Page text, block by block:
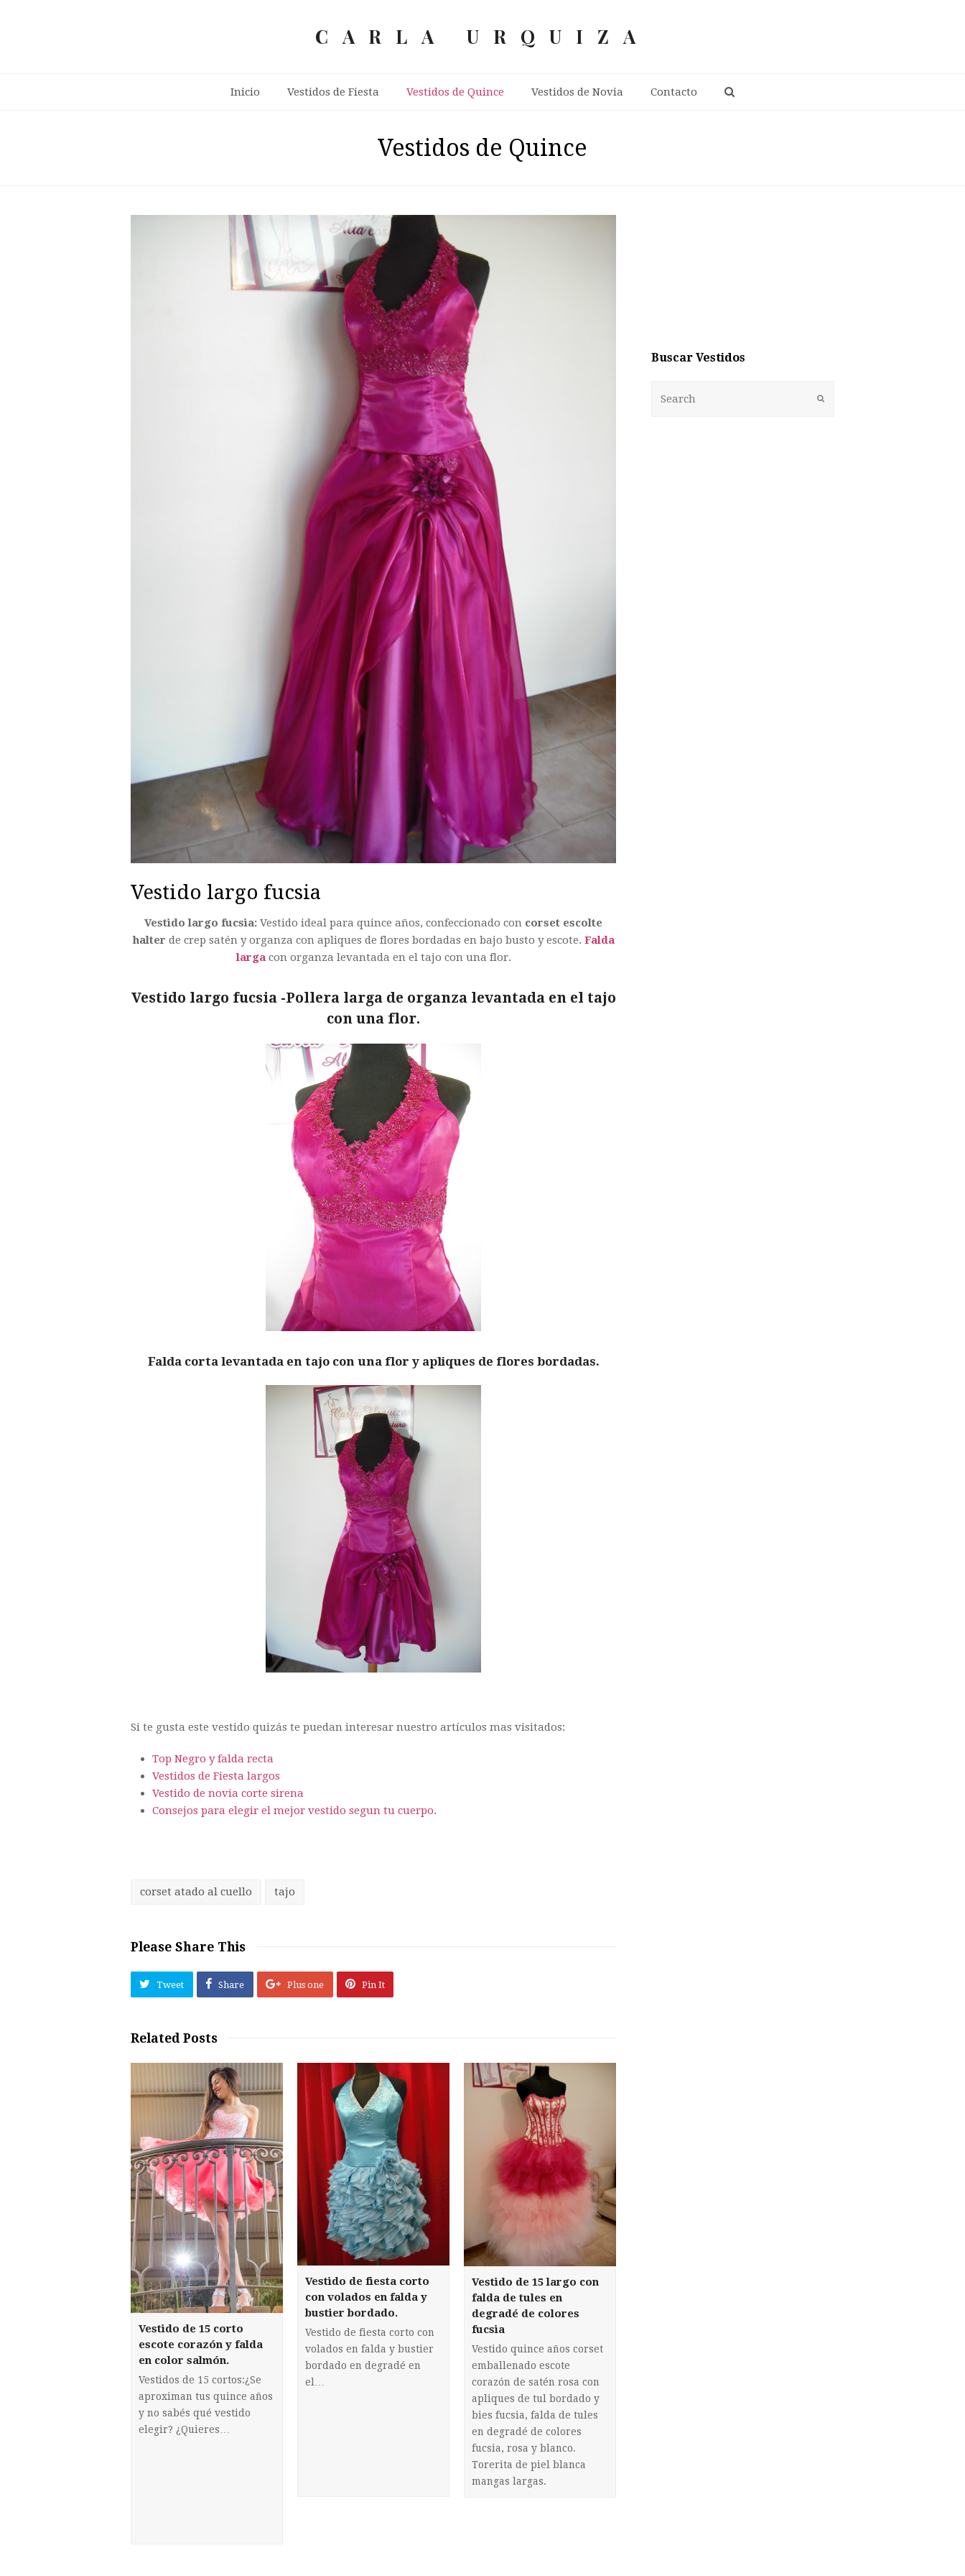
CARLA URQUIZA
Inicio Vestidos de Fiesta Vestidos de Quince Vestidos de Novia Contacto
Vestidos de Quince
Vestido largo fucsia
Vestido largo fucsia:Vestido ideal para quince años, confeccionado con corset escolte
halter de crep satén y organza con apliques de flores bordadas en bajo busto y escote. Falda
largacon organza levantada en el tajo con una flor.
Vestido largo fucsia -Pollera larga de organza levantada en el tajo
con una flor.
Falda corta levantada en tajo con una flor y apliques de flores bordadas.
Si te gusta este vestido quizás te puedan interesar nuestro artículos mas visitados:
Top Negro y falda recta
Vestidos de Fiesta largos
Vestido de novia corte sirena
Consejos para elegir el mejor vestido segun tu cuerpo.
corset atado al cuello tajo
Please Share This
Tweet Share Plus one Pin It
Related Posts
Vestido de 15 corto
escote corazón y falda
en color salmón.
Vestidos de 15 cortos:¿Se
aproximan tus quince años
y no sabés qué vestido
elegir? ¿Quieres…
Vestido de fiesta corto
con volados en falda y
bustier bordado.
Vestido de fiesta corto con
volados en falda y bustier
bordado en degradé en
el…
Vestido de 15 largo con
falda de tules en
degradé de colores
fucsia
Vestido quince años corset
emballenado escote
corazón de satén rosa con
apliques de tul bordado y
bies fucsia, falda de tules
en degradé de colores
fucsia, rosa y blanco.
Torerita de piel blanca
mangas largas.
Buscar Vestidos